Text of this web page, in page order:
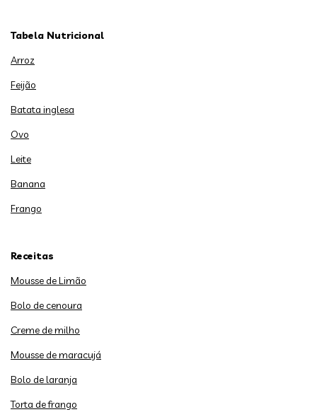
Tabela Nutricional
Arroz
Feijão
Batata inglesa
Ovo
Leite
Banana
Frango
Receitas
Mousse de Limão
Bolo de cenoura
Creme de milho
Mousse de maracujá
Bolo de laranja
Torta de frango